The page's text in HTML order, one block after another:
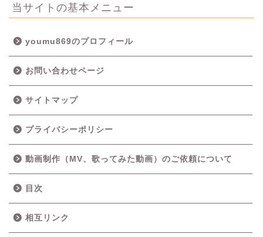
当サイトの基本メニュー
youmu869のプロフィール
お問い合わせページ
サイトマップ
プライバシーポリシー
動画制作（MV、歌ってみた動画）のご依頼について
目次
相互リンク